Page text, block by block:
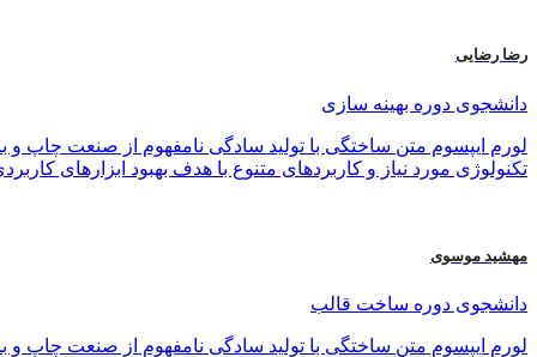
رضا رضایی
دانشجوی دوره بهینه سازی
لورم ایپسوم متن ساختگی با تولید سادگی نامفهوم از صنعت چاپ
تکنولوژی مورد نیاز و کاربردهای متنوع با هدف بهبود ابزارهای
مهشید موسوی
دانشجوی دوره ساخت قالب
لورم ایپسوم متن ساختگی با تولید سادگی نامفهوم از صنعت چاپ